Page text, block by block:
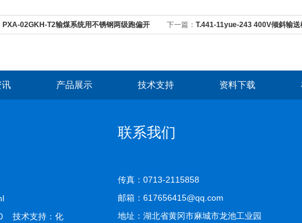
PXA-02GKH-T2输煤系统用不锈钢两级跑偏开 下一篇： T.441-11yue-243 400V倾斜输送
讯 产品展示 技术支持 资料下载
技术支持： 化
联系我们
传真：0713-2115858
邮箱：617656415@qq.com
地址：湖北省黄冈市麻城市龙池工业园